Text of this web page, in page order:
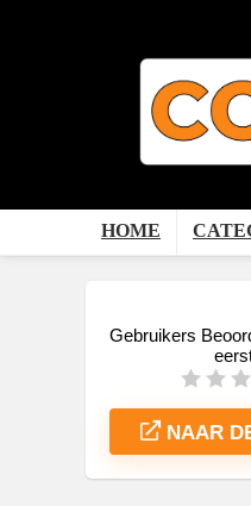
HOME
Gebruikers
NAAR